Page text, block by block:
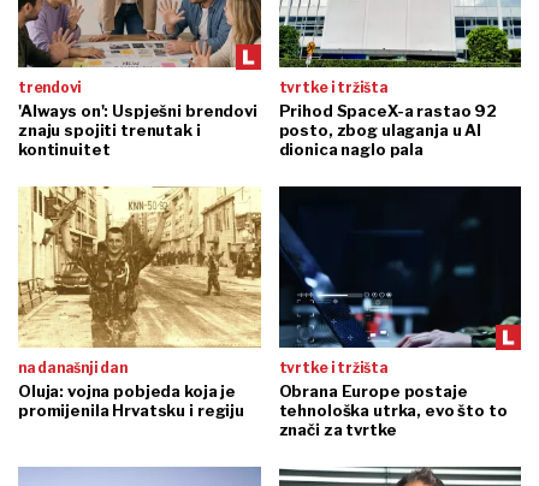
trendovi
'Always on': Uspješni brendovi
znaju spojiti trenutak i
kontinuitet
tvrtke i tržišta
Prihod SpaceX-a rastao 92
posto, zbog ulaganja u AI
dionica naglo pala
na današnji dan
Oluja: vojna pobjeda koja je
promijenila Hrvatsku i regiju
tvrtke i tržišta
Obrana Europe postaje
tehnološka utrka, evo što to
znači za tvrtke